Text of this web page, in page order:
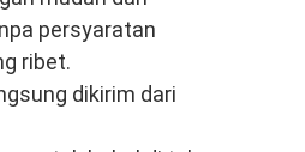
persyaratan
ribet.
dikirim dari